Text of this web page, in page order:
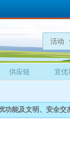
活动
供应链 宜优
功能及文明、安全交